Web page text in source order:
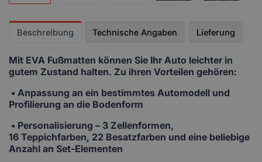
Beschreibung Technische Angaben Lieferung
Mit EVA Fußmatten können Sie Ihr Auto leichter in
gutem Zustand halten. Zu ihren Vorteilen gehören:
• Anpassung an ein bestimmtes Automodell und
Profilierung an die Bodenform
• Personalisierung – 3 Zellenformen,
16 Teppichfarben, 22 Besatzfarben und eine beliebige
Anzahl an Set-Elementen